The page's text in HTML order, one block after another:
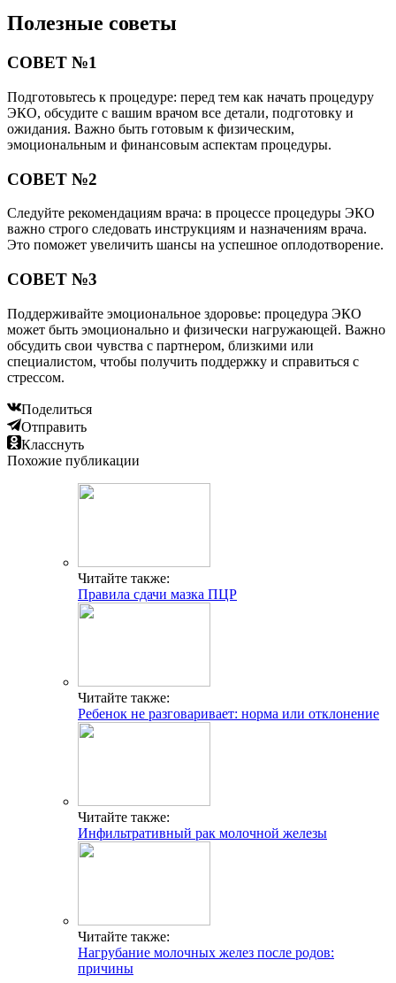
Полезные советы
СОВЕТ №1
Подготовьтесь к процедуре: перед тем как начать процедуру
ЭКО, обсудите с вашим врачом все детали, подготовку и
ожидания. Важно быть готовым к физическим,
эмоциональным и финансовым аспектам процедуры.
СОВЕТ №2
Следуйте рекомендациям врача: в процессе процедуры ЭКО
важно строго следовать инструкциям и назначениям врача.
Это поможет увеличить шансы на успешное оплодотворение.
СОВЕТ №3
Поддерживайте эмоциональное здоровье: процедура ЭКО
может быть эмоционально и физически нагружающей. Важно
обсудить свои чувства с партнером, близкими или
специалистом, чтобы получить поддержку и справиться с
стрессом.
Поделиться
Отправить
Класснуть
Похожие публикации
Читайте также:
Правила сдачи мазка ПЦР
Читайте также:
Ребенок не разговаривает: норма или отклонение
Читайте также:
Инфильтративный рак молочной железы
Читайте также:
Нагрубание молочных желез после родов:
причины